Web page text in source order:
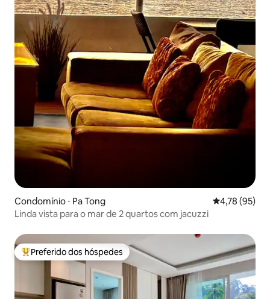
Condomínio ⋅ Pa Tong 4,78 de uma
4,78 (95)
Linda vista para o mar de 2 quartos com jacuzzi
Entre os melhores preferidos dos hóspedes
Preferido dos hóspedes